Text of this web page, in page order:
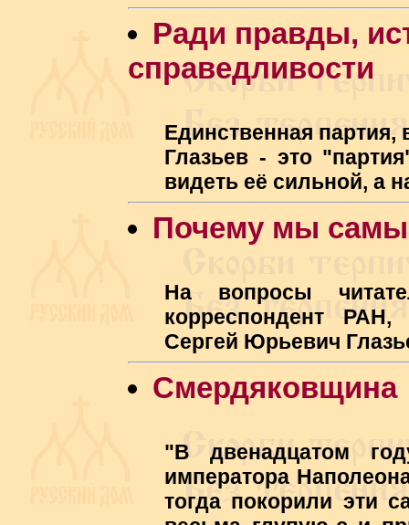
Ради правды,
справедливости
Единственная партия,
Глазьев - это
видеть её сильной, а
Почему мы
На вопросы
корреспондент
Сергей Юрьевич
Смердяковщина
"В двенадцатом
императора
тогда покорили эти